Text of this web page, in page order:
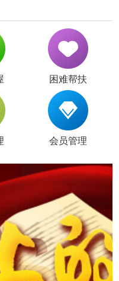
困难帮扶
会员管理